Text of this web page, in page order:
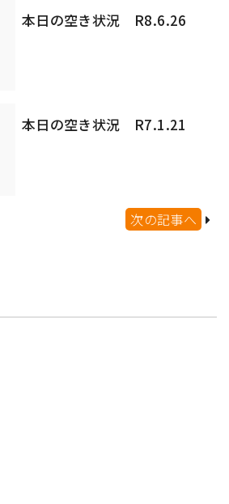
本日の空き状況 R8.6.26
本日の空き状況 R7.1.21
次の記事へ